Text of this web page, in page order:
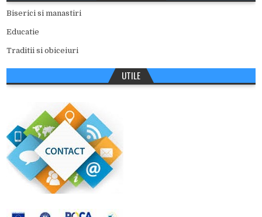
Biserici si manastiri
Educatie
Traditii si obiceiuri
UTILE